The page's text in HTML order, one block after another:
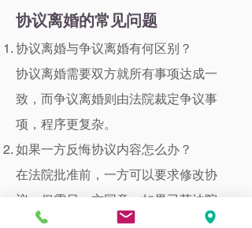
协议离婚的常见问题
协议离婚与争议离婚有何区别？
协议离婚需要双方就所有事项达成一
致，而争议离婚则由法院裁定争议事
项，程序更复杂。
如果一方反悔协议内容怎么办？
在法院批准前，一方可以要求修改协
议，但需另一方同意。如果已获法院